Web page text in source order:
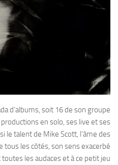
d’albums, soit 16 de son groupe
en solo, ses live et ses
le talent de Mike Scott, l’âme des
les côtés, son sens exacerbé
les audaces et à ce petit jeu